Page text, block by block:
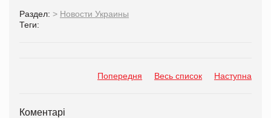
Раздел: > Новости Украины
Теги:
Попередня Весь список Наступна
Коментарі